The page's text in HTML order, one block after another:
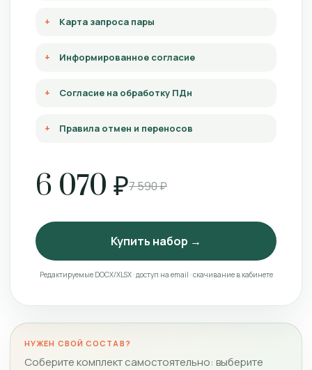
Карта запроса пары
Информированное согласие
Согласие на обработку ПДн
Правила отмен и переносов
6 070 ₽7 590 ₽
Купить набор →
Редактируемые DOCX/XLSX · доступ на email · скачивание в кабинете
НУЖЕН СВОЙ СОСТАВ?
Соберите комплект самостоятельно: выберите